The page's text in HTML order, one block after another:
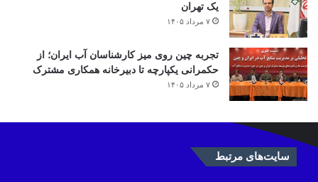
یک تهران
۷ مرداد ۱۴۰۵
تجربه چین روی میز کارشناسان آب ایران؛ از
حکمرانی یکپارچه تا دبیرخانه همکاری مشترک
۷ مرداد ۱۴۰۵
سایت‌های مرتبط